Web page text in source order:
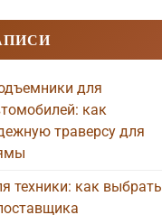
для
как
траверсу для
техники: как выбрать